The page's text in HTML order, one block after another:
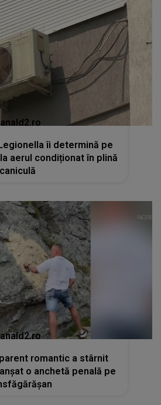
îi determină pe
aerul condiționat în plină
caniculă
romantic a stârnit
o anchetă penală pe